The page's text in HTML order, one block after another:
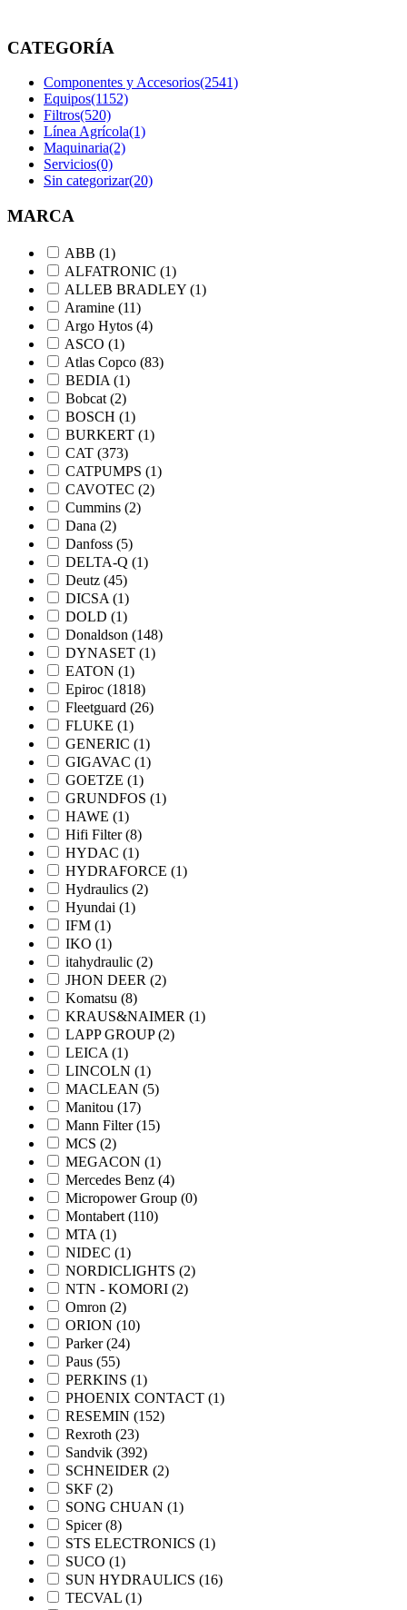
CATEGORÍA
Componentes y Accesorios(2541)
Equipos(1152)
Filtros(520)
Línea Agrícola(1)
Maquinaria(2)
Servicios(0)
Sin categorizar(20)
MARCA
ABB (1)
ALFATRONIC (1)
ALLEB BRADLEY (1)
Aramine (11)
Argo Hytos (4)
ASCO (1)
Atlas Copco (83)
BEDIA (1)
Bobcat (2)
BOSCH (1)
BURKERT (1)
CAT (373)
CATPUMPS (1)
CAVOTEC (2)
Cummins (2)
Dana (2)
Danfoss (5)
DELTA-Q (1)
Deutz (45)
DICSA (1)
DOLD (1)
Donaldson (148)
DYNASET (1)
EATON (1)
Epiroc (1818)
Fleetguard (26)
FLUKE (1)
GENERIC (1)
GIGAVAC (1)
GOETZE (1)
GRUNDFOS (1)
HAWE (1)
Hifi Filter(8)
HYDAC (1)
HYDRAFORCE (1)
Hydraulics (2)
Hyundai (1)
IFM (1)
IKO (1)
itahydraulic (2)
JHON DEER (2)
Komatsu (8)
KRAUS&NAIMER (1)
LAPP GROUP(2)
LEICA (1)
LINCOLN (1)
MACLEAN (5)
Manitou (17)
Mann Filter(15)
MCS (2)
MEGACON (1)
Mercedes Benz (4)
Micropower Group (0)
Montabert (110)
MTA (1)
NIDEC (1)
NORDICLIGHTS (2)
NTN - KOMORI (2)
Omron (2)
ORION (10)
Parker(24)
Paus (55)
PERKINS (1)
PHOENIX CONTACT (1)
RESEMIN (152)
Rexroth (23)
Sandvik (392)
SCHNEIDER (2)
SKF (2)
SONG CHUAN (1)
Spicer(8)
STS ELECTRONICS (1)
SUCO (1)
SUN HYDRAULICS (16)
TECVAL (1)